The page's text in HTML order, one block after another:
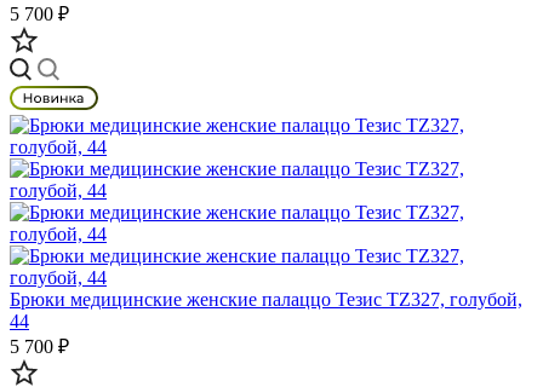
5 700 ₽
Брюки медицинские женские палаццо Тезис TZ327, голубой,
44
5 700 ₽